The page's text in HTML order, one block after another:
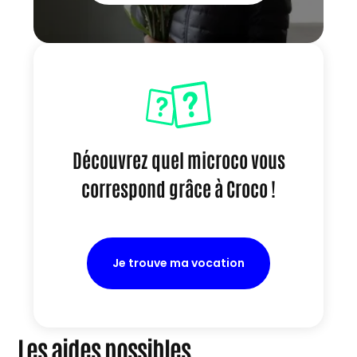
Découvrez quel microco vous
correspond grâce à Croco !
Je trouve ma vocation
Les aides possibles